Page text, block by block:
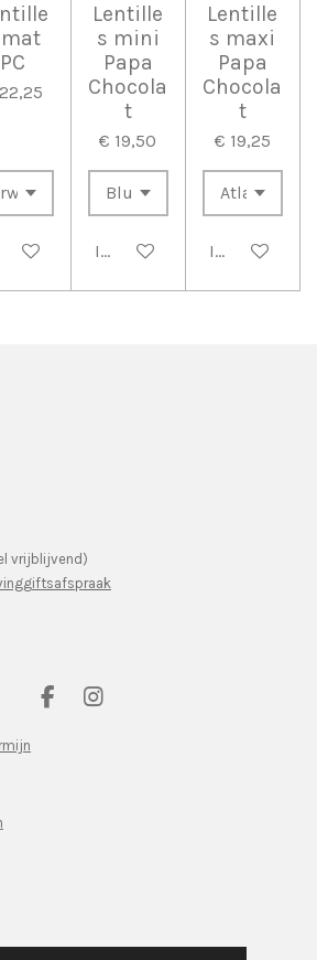
PC
Lentille
s mini
Papa
Chocola
t
€ 19,50
In winkelwagen
Lentille
s maxi
Papa
Chocola
t
€ 19,25
In
vrijblijvend)
F
I